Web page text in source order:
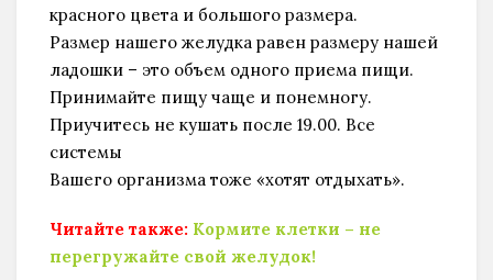
красного цвета и большого размера.
Размер нашего желудка равен размеру нашей
ладошки – это объем одного приема пищи.
Принимайте пищу чаще и понемногу.
Приучитесь не кушать после 19.00. Все
системы
Вашего организма тоже «хотят отдыхать».
Читайте также: Кормите клетки – не
перегружайте свой желудок!